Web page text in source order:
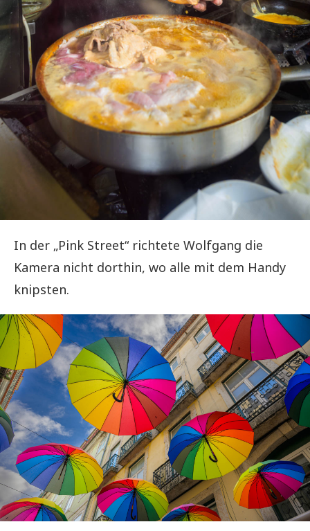
In der „Pink Street“ richtete Wolfgang die
Kamera nicht dorthin, wo alle mit dem Handy
knipsten.